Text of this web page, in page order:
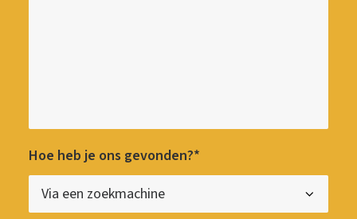
Hoe heb je ons gevonden?*